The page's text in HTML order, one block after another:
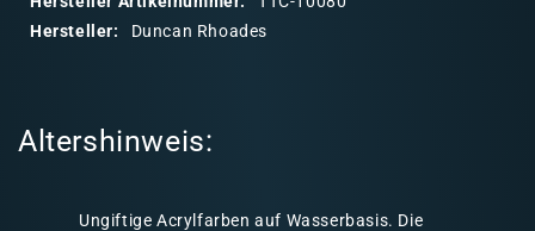
n
Hersteller:
Duncan Rhoades
Altershinweis:
Ungiftige Acrylfarben auf Wasserbasis. Die